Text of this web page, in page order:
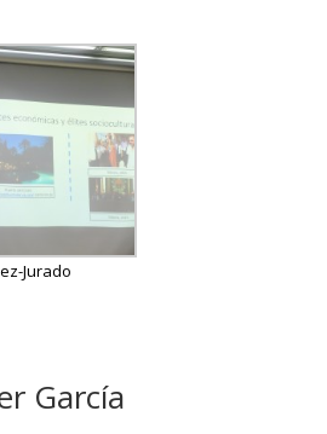
Jurado
García